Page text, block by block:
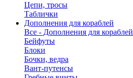
Цепи, тросы
Таблички
Дополнения для кораблей
Все - Дополнения для кораблей
Бейфуты
Блоки
Бочки, ведра
Вант-путенсы